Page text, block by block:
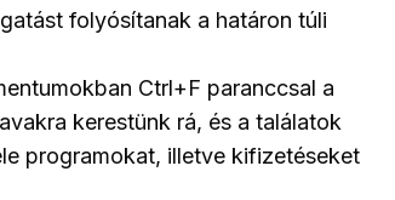
folyósítanak a határon túli
Ctrl+F paranccsal a
kerestünk rá, és a találatok
programokat, illetve kifizetéseket